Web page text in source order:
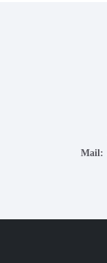
Mail: